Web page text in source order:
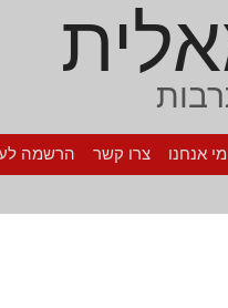
מי אנחנו צרו קשר הרשמה